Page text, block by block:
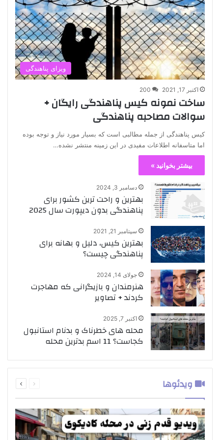
ویزای پناهندگی
اکتبر 17, 2021 200
ساخت نمونه کیس پناهندگی رایگان +
سوالات مصاحبه پناهندگی
کیس پناهندگی از جمله مطالبی است که بسیار مورد نیاز و توجه بوده
اما متاسفانه اطلاعات مفیدی در این زمینه منتشر نشده…
بیشتر بخوانید »
دسامبر 3, 2024
بهترین و راحت ترین کشور برای
پناهندگی بدون دیپورت سال 2025
سپتامبر 21, 2021
بهترین کیس، دلیل و بهانه برای
پناهندگی چیست؟
جولای 14, 2024
هنرمندان و بازیگرانی که مهاجرت
کردند + تصاویر
اکتبر 7, 2025
محله های خطرناک و بدنام استانبول
کجاست؟ 11 اسم بدترین محله
ویدئوها صفحهصفحه